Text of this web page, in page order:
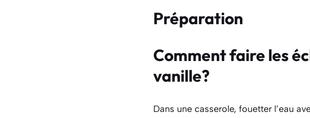
Préparation
Comment faire les
vanille?
Dans une casserole, fouetter l’eau